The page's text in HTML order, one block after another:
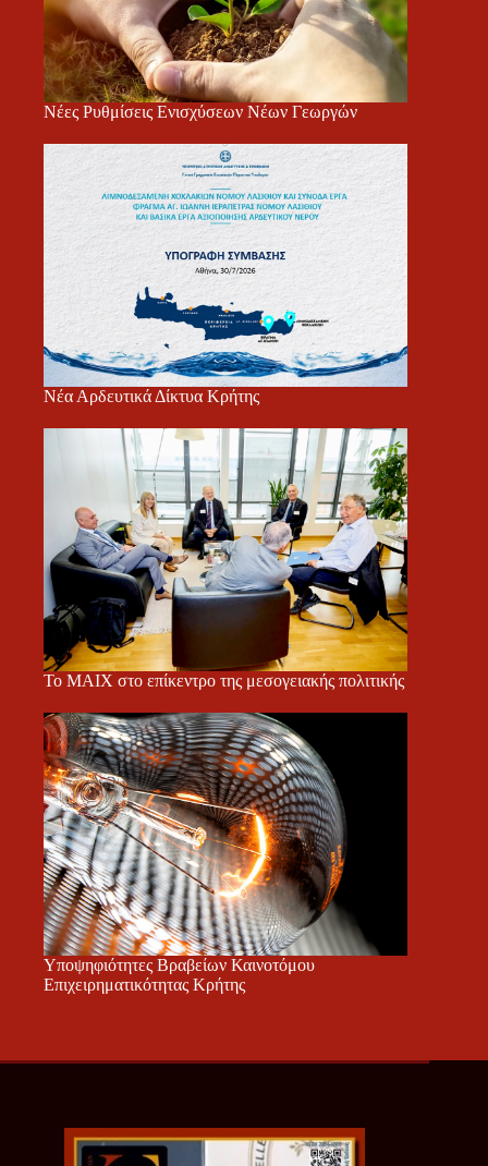
Νέες Ρυθμίσεις Ενισχύσεων Νέων Γεωργών
Νέα Αρδευτικά Δίκτυα Κρήτης
Το ΜΑΙΧ στο επίκεντρο της μεσογειακής πολιτικής
Υποψηφιότητες Βραβείων Καινοτόμου
Επιχειρηματικότητας Κρήτης